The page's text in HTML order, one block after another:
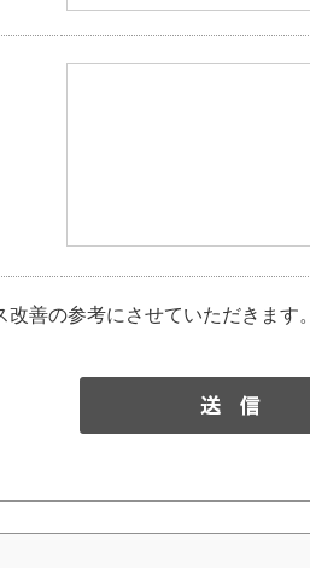
善の参考にさせていただきます。